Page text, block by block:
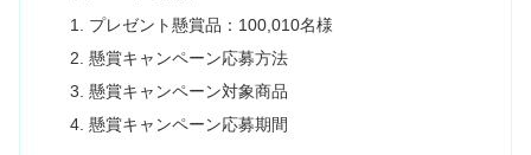
プレゼント懸賞品：100,010名様
懸賞キャンペーン応募方法
懸賞キャンペーン対象商品
懸賞キャンペーン応募期間